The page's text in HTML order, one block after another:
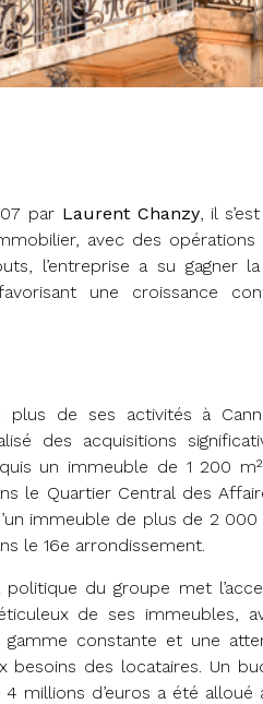
par Laurent Chanzy, il
avec des opérations
l’entreprise a su gagner
une croissance
plus de ses activités à
des acquisitions
un immeuble de 1 200 m²
le Quartier Central des
immeuble de plus de 2 000
le 16e arrondissement.
politique du groupe met
de ses immeubles,
gamme constante et une
besoins des locataires. Un
4 millions d’euros a été alloué